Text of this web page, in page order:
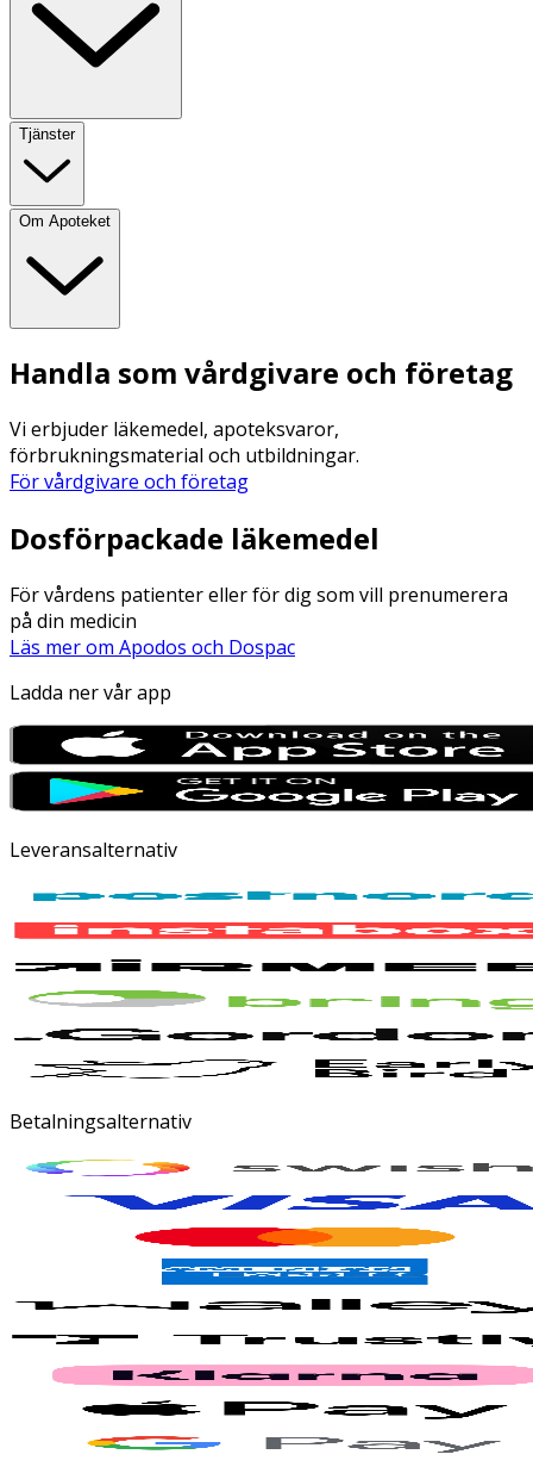
Tjänster
Om Apoteket
Handla som vårdgivare och företag
Vi erbjuder läkemedel, apoteksvaror,
förbrukningsmaterial och utbildningar.
För vårdgivare och företag
Dosförpackade läkemedel
För vårdens patienter eller för dig som vill prenumerera
på din medicin
Läs mer om Apodos och Dospac
Ladda ner vår app
Leveransalternativ
Betalningsalternativ